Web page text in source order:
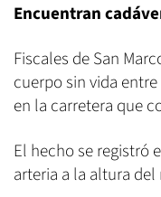
Encuentran
Fiscales de San
cuerpo sin vida
en la carretera que
El hecho se registró
arteria a la altura